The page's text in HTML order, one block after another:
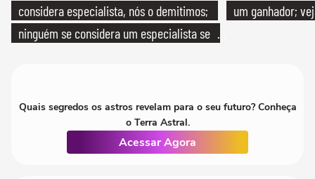
considera especialista, nós o demitimos;
ninguém se considera um especialista se
um ganhador;
Quais segredos os astros revelam para o seu futuro? Conheça
o Terra Astral.
Acessar Agora